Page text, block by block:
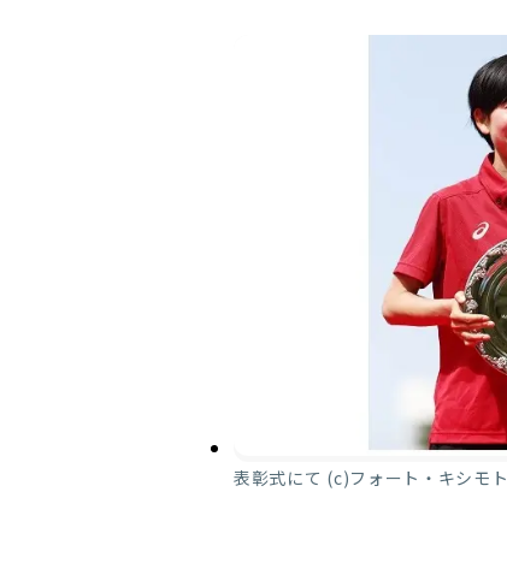
表彰式にて (c)フォート・キシモト